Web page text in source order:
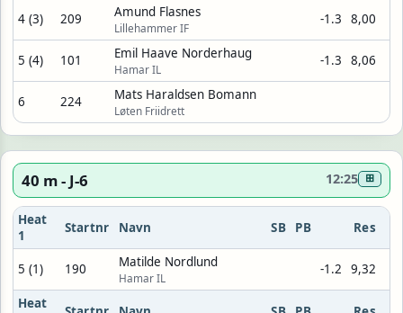
4 (3) 209 Amund Flasnes
Lillehammer IF
-1.3 8,00
5 (4) 101 Emil Haave Norderhaug
Hamar IL
-1.3 8,06
6 224 Mats Haraldsen Bomann
Løten Friidrett
40 m - J-6 12:25 ⊞
Heat
1
Startnr Navn SB PB Res
5 (1) 190 Matilde Nordlund
Hamar IL
-1.2 9,32
Heat